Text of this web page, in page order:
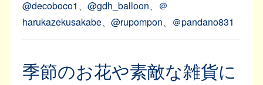
@decoboco1 、@gdh_balloon、 ＠
harukazekusakabe、@rupompon、 ＠pandano831
季節のお花や素敵な雑貨に